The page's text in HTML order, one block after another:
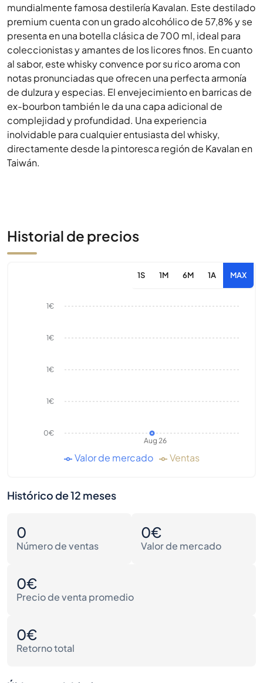
mundialmente famosa destilería Kavalan. Este destilado
premium cuenta con un grado alcohólico de 57,8% y se
presenta en una botella clásica de 700 ml, ideal para
coleccionistas y amantes de los licores finos. En cuanto
al sabor, este whisky convence por su rico aroma con
notas pronunciadas que ofrecen una perfecta armonía
de dulzura y especias. El envejecimiento en barricas de
ex-bourbon también le da una capa adicional de
complejidad y profundidad. Una experiencia
inolvidable para cualquier entusiasta del whisky,
directamente desde la pintoresca región de Kavalan en
Taiwán.
Historial de precios
1S 1M 6M 1A MAX
Aug 26
0€
1€
1€
1€
1€
Valor de mercado Ventas
Histórico de 12 meses
0
Número de ventas
0€
Valor de mercado
0€
Precio de venta promedio
0€
Retorno total